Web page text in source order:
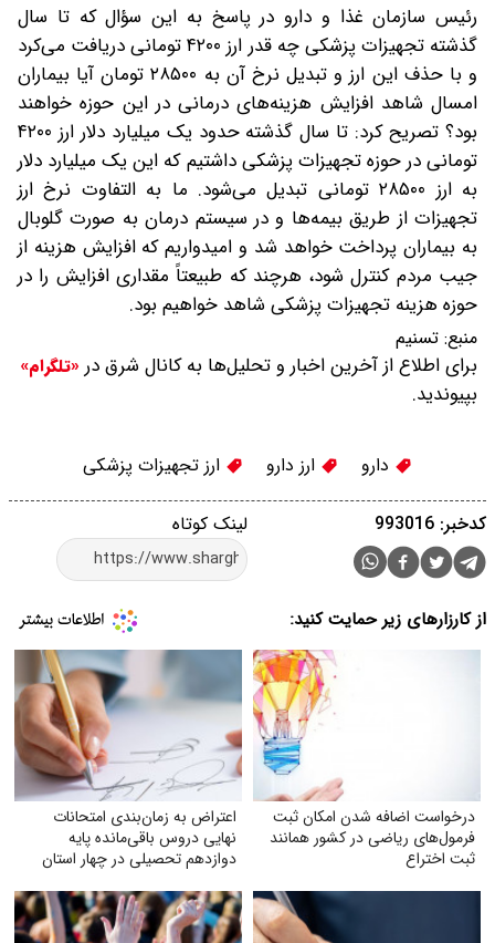
رئیس سازمان غذا و دارو در پاسخ به این سؤال که تا سال
گذشته تجهیزات پزشکی چه قدر ارز ۴۲۰۰ تومانی دریافت می‌کرد
و با حذف این ارز و تبدیل نرخ آن به ۲۸۵۰۰ تومان آیا بیماران
امسال شاهد افزایش هزینه‌های درمانی در این حوزه خواهند
بود؟ تصریح کرد: تا سال گذشته حدود یک میلیارد دلار ارز ۴۲۰۰
تومانی در حوزه تجهیزات پزشکی داشتیم که این یک میلیارد دلار
به ارز ۲۸۵۰۰ تومانی تبدیل می‌شود. ما به التفاوت نرخ ارز
تجهیزات از طریق بیمه‌ها و در سیستم درمان به صورت گلوبال
به بیماران پرداخت خواهد شد و امیدواریم که افزایش هزینه از
جیب مردم کنترل شود، هرچند که طبیعتاً مقداری افزایش را در
حوزه هزینه تجهیزات پزشکی شاهد خواهیم بود.
منبع: تسنیم
برای اطلاع از آخرین اخبار و تحلیل‌ها به کانال شرق در «تلگرام»
بپیوندید.
دارو ارز دارو ارز تجهیزات پزشکی
لینک کوتاه کدخبر: 993016
از کارزارهای زیر حمایت کنید:
درخواست اضافه شدن امکان ثبت
فرمول‌های ریاضی در کشور همانند
ثبت اختراع
اعتراض به زمان‌بندی امتحانات
نهایی دروس باقی‌مانده پایه
دوازدهم تحصیلی در چهار استان
عدالت آموزشی